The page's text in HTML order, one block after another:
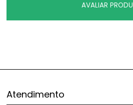
AVALIAR
Atendimento